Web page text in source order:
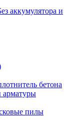
аккумулятора и
бетона
арматуры
пилы